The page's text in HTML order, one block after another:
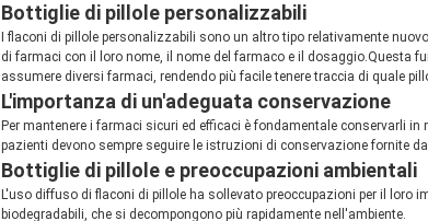
Bottiglie di pillole personalizzabili
I flaconi di pillole personalizzabili sono un altro tipo relativamente
di farmaci con il loro nome, il nome del farmaco e il dosaggio.Questa
assumere diversi farmaci, rendendo più facile tenere traccia di quale
L'importanza di un'adeguata conservazione
Per mantenere i farmaci sicuri ed efficaci è fondamentale conservarli
pazienti devono sempre seguire le istruzioni di conservazione fornite
Bottiglie di pillole e preoccupazioni ambientali
L'uso diffuso di flaconi di pillole ha sollevato preoccupazioni per il loro
biodegradabili, che si decompongono più rapidamente nell'ambiente.